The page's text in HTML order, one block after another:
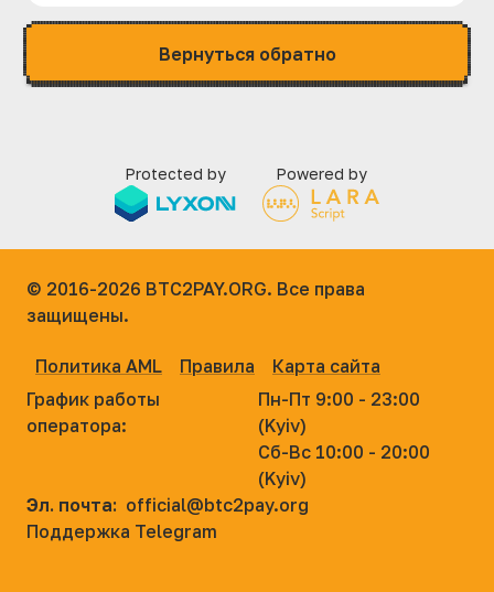
Вернуться обратно
Protected by Powered by
© 2016-2026 BTC2PAY.ORG. Все права
защищены.
Политика AML Правила
Карта сайта
График работы
оператора:
Пн-Пт 9:00 - 23:00
(Kyiv)
Сб-Вс 10:00 - 20:00
(Kyiv)
Эл. почта: official@btc2pay.org
Поддержка Telegram